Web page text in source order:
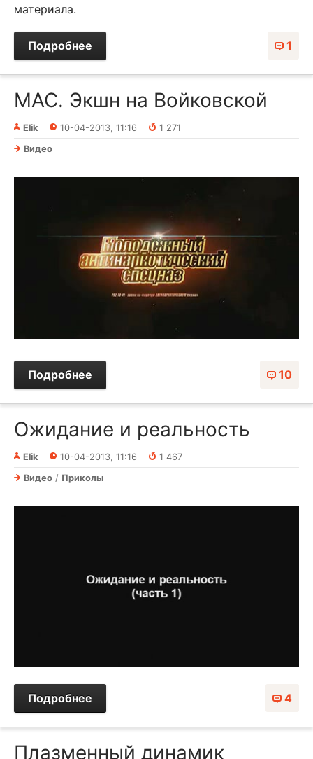
материала.
1
Подробнее
МАС. Экшн на Войковской
Elik 10-04-2013, 11:16
1 271
Видео
10
Подробнее
Ожидание и реальность
Elik 10-04-2013, 11:16
1 467
Видео / Приколы
4
Подробнее
Плазменный динамик